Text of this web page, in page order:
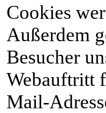
Cookies
Außerdem
Besucher
Webauftritt
Mail-